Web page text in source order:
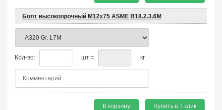
Болт высокопрочный М12х75 ASME B18.2.3.6M
Кол-во: шт = кг
В корзину Купить в 1 клик